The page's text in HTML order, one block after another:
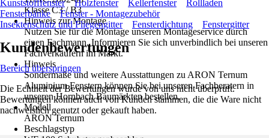
Klasse C3 / B3
Hinweis zur Montage
Nutzen Sie für die Montage unseren Montageservice durch
einen Fachmann. Informieren Sie sich unverbindlich bei unseren
Fachverkäufern im Markt.
Hinweis
Sondermaße und weitere Ausstattungen zu ARON Ternum
Aluminium Fenstern können Sie bei unseren Fachberatern in
unseren Hornbach Baumärkten bestellen.
Modell
ARON Ternum
Beschlagstyp
Kunststofffenster Holzfenster Kellerfenster
Rollladen
Fensterbänke
Fenster - Montagezubehör
Insektenschutz und Fliegengitter
Fensterdichtung Fenstergitter
Kundenbewertungen
Bereich überspringen
Die Echtheit der Bewertungen wurde von uns nicht überprüft.
Bewertungen können auch von Kunden stammen, die die Ware nicht
nachweislich genutzt oder gekauft haben.